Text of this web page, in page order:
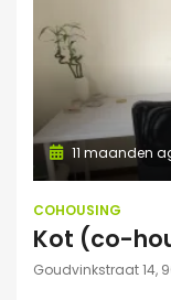
11 maanden
COHOUSING
Kot (co-
Goudvinkstraat 14,